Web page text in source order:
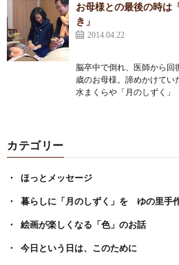
お母様との最後の時は
き」
2014.04.22
脳卒中で倒れ、医師から回
歳のお母様。諦めかけて
水まくらや「月のしずく
カテゴリー
ほっとメッセージ
暮らしに「月のしずく」を ゆの里手
絵画が楽しくなる「色」のお話
今日という日は、このために